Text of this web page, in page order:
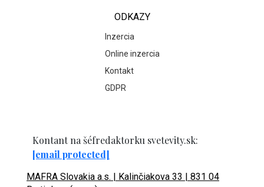
ODKAZY
Inzercia
Online inzercia
Kontakt
GDPR
Kontant na šéfredaktorku svetevity.sk:
[email protected]
MAFRA Slovakia a.s. | Kalinčiakova 33 | 831 04